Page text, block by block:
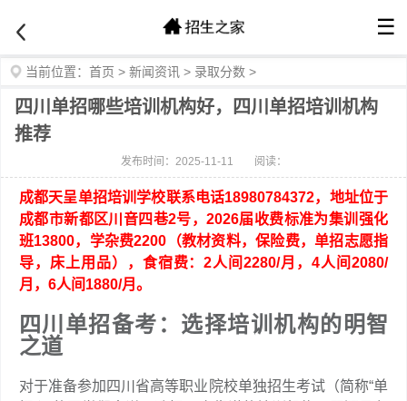
☰
当前位置： 首页 > 新闻资讯 > 录取分数 >
四川单招哪些培训机构好，四川单招培训机构
推荐
发布时间：2025-11-11 阅读：
成都天呈单招培训学校联系电话18980784372，地址位于
成都市新都区川音四巷2号，2026届收费标准为集训强化
班13800，学杂费2200（教材资料，保险费，单招志愿指
导，床上用品），食宿费：2人间2280/月，4人间2080/
月，6人间1880/月。
四川单招备考：选择培训机构的明智
之道
对于准备参加四川省高等职业院校单独招生考试（简称“单